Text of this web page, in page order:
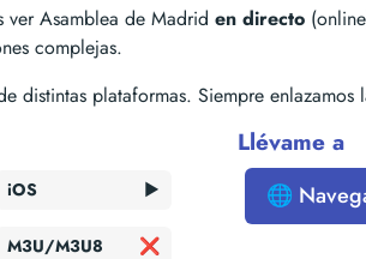
ver Asamblea de Madrid en directo
complejas.
distintas plataformas. Siempre
iOS ▶️
M3U/M3U8 ❌
Llévame a
🌐